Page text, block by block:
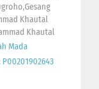
Khautal
Khautal
Mada